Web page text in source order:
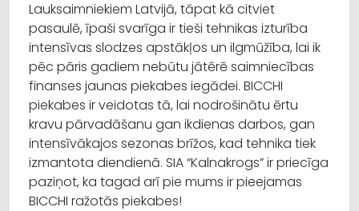
Lauksaimniekiem Latvijā, tāpat kā citviet
pasaulē, īpaši svarīga ir tieši tehnikas izturība
intensīvas slodzes apstākļos un ilgmūžība, lai ik
pēc pāris gadiem nebūtu jātērē saimniecības
finanses jaunas piekabes iegādei. BICCHI
piekabes ir veidotas tā, lai nodrošinātu ērtu
kravu pārvadāšanu gan ikdienas darbos, gan
intensīvākajos sezonas brīžos, kad tehnika tiek
izmantota diendienā. SIA “Kalnakrogs” ir priecīga
paziņot, ka tagad arī pie mums ir pieejamas
BICCHI ražotās piekabes!